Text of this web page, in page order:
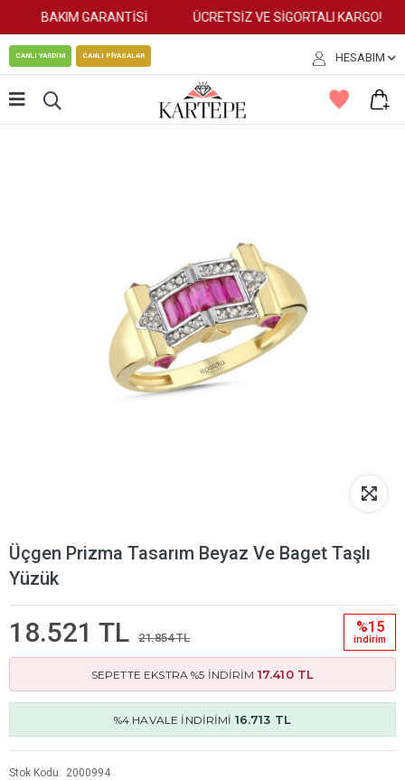
BAKIM GARANTİSİ ÜCRETSİZ VE SİGORTALI KARGO!
CANLI YARDIM CANLI PİYASALAR HESABIM
Üçgen Prizma Tasarım Beyaz Ve Baget Taşlı
Yüzük
18.521 TL 21.854 TL
%15
i̇ndi̇ri̇m
SEPETTE EKSTRA %5 İNDİRİM 17.410 TL
%4 HAVALE İNDİRİMİ 16.713 TL
Stok Kodu
2000994